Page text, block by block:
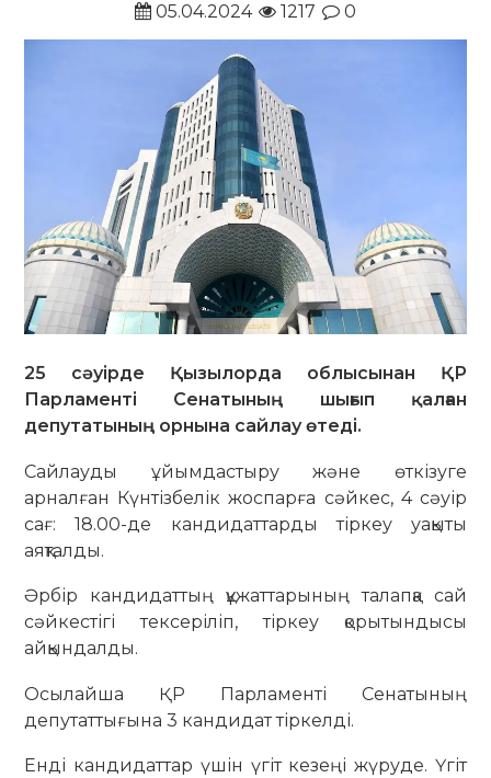
05.04.2024
1217 0
25 сәуірде Қызылорда облысынан ҚР
Парламенті Сенатының шығып қалған
депутатының орнына сайлау өтеді.
Сайлауды ұйымдастыру және өткізуге
арналған Күнтізбелік жоспарға сәйкес, 4 сәуір
сағ: 18.00-де кандидаттарды тіркеу уақыты
аяқталды.
Әрбір кандидаттың құжаттарының талапқа сай
сәйкестігі тексеріліп, тіркеу қорытындысы
айқындалды.
Осылайша ҚР Парламенті Сенатының
депутаттығына 3 кандидат тіркелді.
Енді кандидаттар үшін үгіт кезеңі жүруде. Үгіт